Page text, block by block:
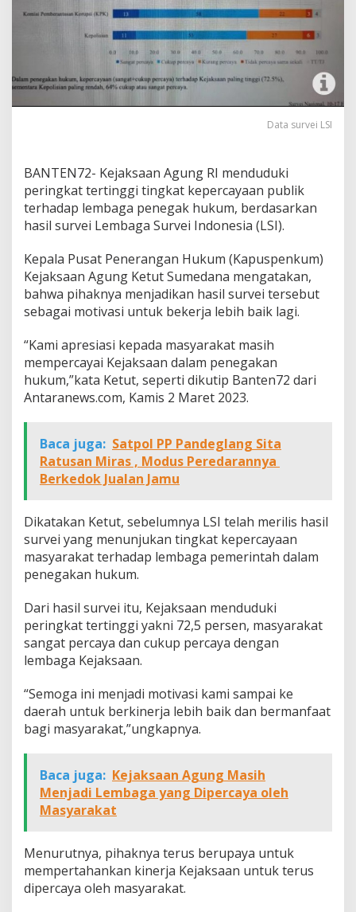
Data survei LSI
BANTEN72- Kejaksaan Agung RI menduduki
peringkat tertinggi tingkat kepercayaan publik
terhadap lembaga penegak hukum, berdasarkan
hasil survei Lembaga Survei Indonesia (LSI).
Kepala Pusat Penerangan Hukum (Kapuspenkum)
Kejaksaan Agung Ketut Sumedana mengatakan,
bahwa pihaknya menjadikan hasil survei tersebut
sebagai motivasi untuk bekerja lebih baik lagi.
“Kami apresiasi kepada masyarakat masih
mempercayai Kejaksaan dalam penegakan
hukum,”kata Ketut, seperti dikutip Banten72 dari
Antaranews.com, Kamis 2 Maret 2023.
Baca juga: Satpol PP Pandeglang Sita
Ratusan Miras , Modus Peredarannya
Berkedok Jualan Jamu
Dikatakan Ketut, sebelumnya LSI telah merilis hasil
survei yang menunjukan tingkat kepercayaan
masyarakat terhadap lembaga pemerintah dalam
penegakan hukum.
Dari hasil survei itu, Kejaksaan menduduki
peringkat tertinggi yakni 72,5 persen, masyarakat
sangat percaya dan cukup percaya dengan
lembaga Kejaksaan.
“Semoga ini menjadi motivasi kami sampai ke
daerah untuk berkinerja lebih baik dan bermanfaat
bagi masyarakat,”ungkapnya.
Baca juga: Kejaksaan Agung Masih
Menjadi Lembaga yang Dipercaya oleh
Masyarakat
Menurutnya, pihaknya terus berupaya untuk
mempertahankan kinerja Kejaksaan untuk terus
dipercaya oleh masyarakat.